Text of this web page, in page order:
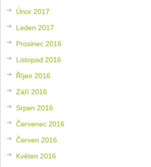
Únor 2017
Leden 2017
Prosinec 2016
Listopad 2016
Říjen 2016
Září 2016
Srpen 2016
Červenec 2016
Červen 2016
Květen 2016